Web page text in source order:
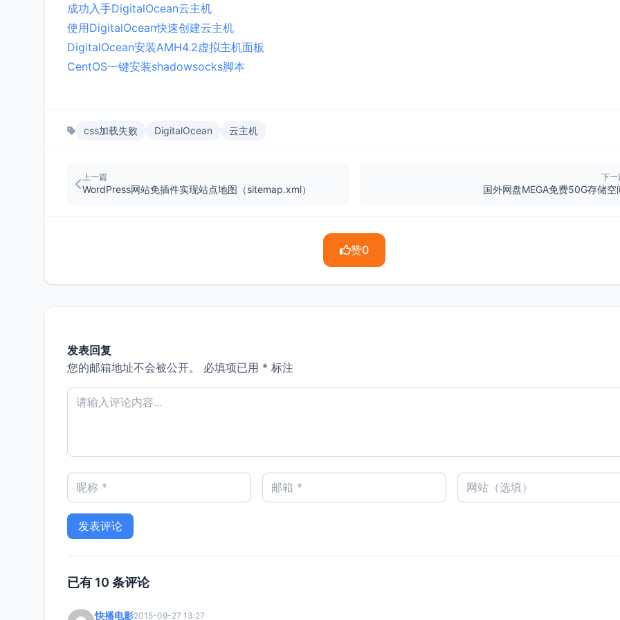
成功入手DigitalOcean云主机
使用DigitalOcean快速创建云主机
DigitalOcean安装AMH4.2虚拟主机面板
CentOS一键安装shadowsocks脚本
css加载失败 DigitalOcean 云主机
上一篇
WordPress网站免插件实现站点地图（sitemap.xml）
下一
国外网盘MEGA免费50G存储空
赞0
发表回复
您的邮箱地址不会被公开。
必填项已用 * 标注
已有 10 条评论
快播电影2015-09-27 13:27